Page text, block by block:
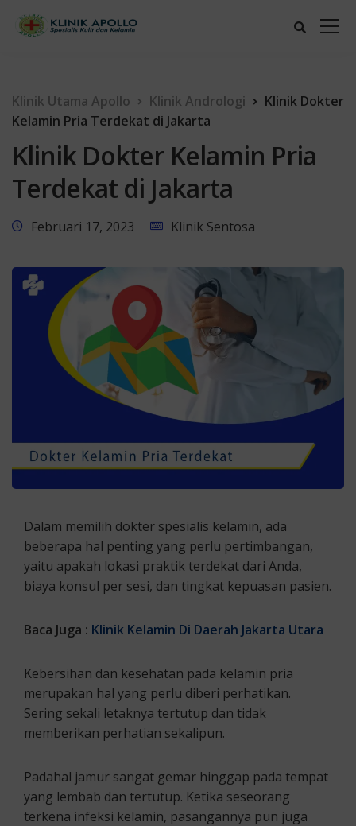
Klinik Utama Apollo Klinik Andrologi
Klinik Dokter
Kelamin Pria Terdekat di Jakarta
Klinik Dokter Kelamin Pria
Terdekat di Jakarta
Februari 17, 2023 Klinik Sentosa
Dalam memilih dokter spesialis kelamin, ada
beberapa hal penting yang perlu pertimbangan,
yaitu apakah lokasi praktik terdekat dari Anda,
biaya konsul per sesi, dan tingkat kepuasan pasien.
Baca Juga : Klinik Kelamin Di Daerah Jakarta Utara
Kebersihan dan kesehatan pada kelamin pria
merupakan hal yang perlu diberi perhatikan.
Sering sekali letaknya tertutup dan tidak
memberikan perhatian sekalipun.
Padahal jamur sangat gemar hinggap pada tempat
yang lembab dan tertutup. Ketika seseorang
terkena infeksi kelamin, pasangannya pun juga